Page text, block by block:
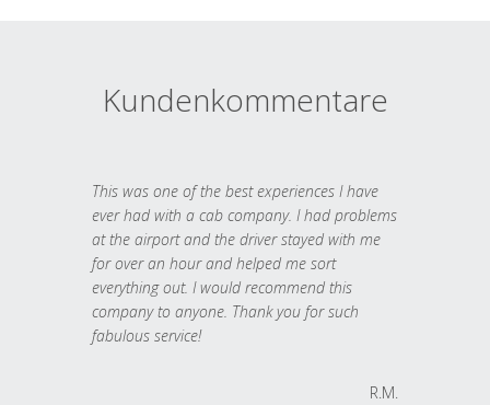
Kundenkommentare
This was one of the best experiences I have
ever had with a cab company. I had problems
at the airport and the driver stayed with me
for over an hour and helped me sort
everything out. I would recommend this
company to anyone. Thank you for such
fabulous service!
R.M.